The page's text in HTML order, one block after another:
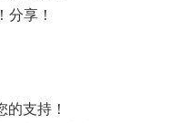
分享！
支持！